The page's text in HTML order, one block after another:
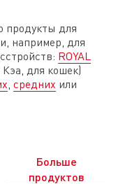
продукты для
например, для
ROYAL
для кошек)
, средних или
Больше
продуктов